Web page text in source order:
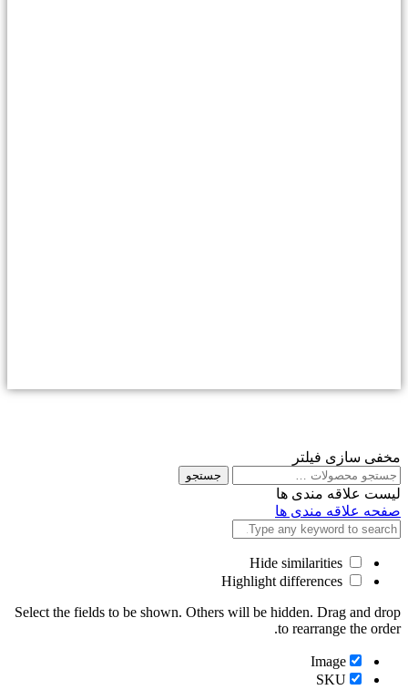
مخفی سازی فیلتر
جستجو
برای
جستجو
لیست علاقه مندی ها
صفحه علاقه مندی ها
Select the fields to be shown. Others will be hidden. Drag and drop
to rearrange the order.
Image
SKU